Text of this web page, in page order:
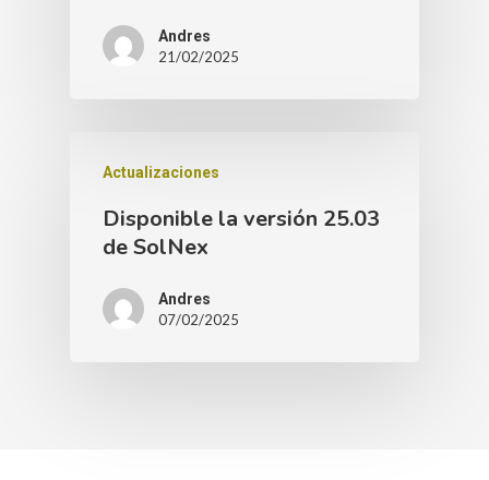
Andres
21/02/2025
Actualizaciones
Disponible la versión 25.03
de SolNex
Andres
07/02/2025